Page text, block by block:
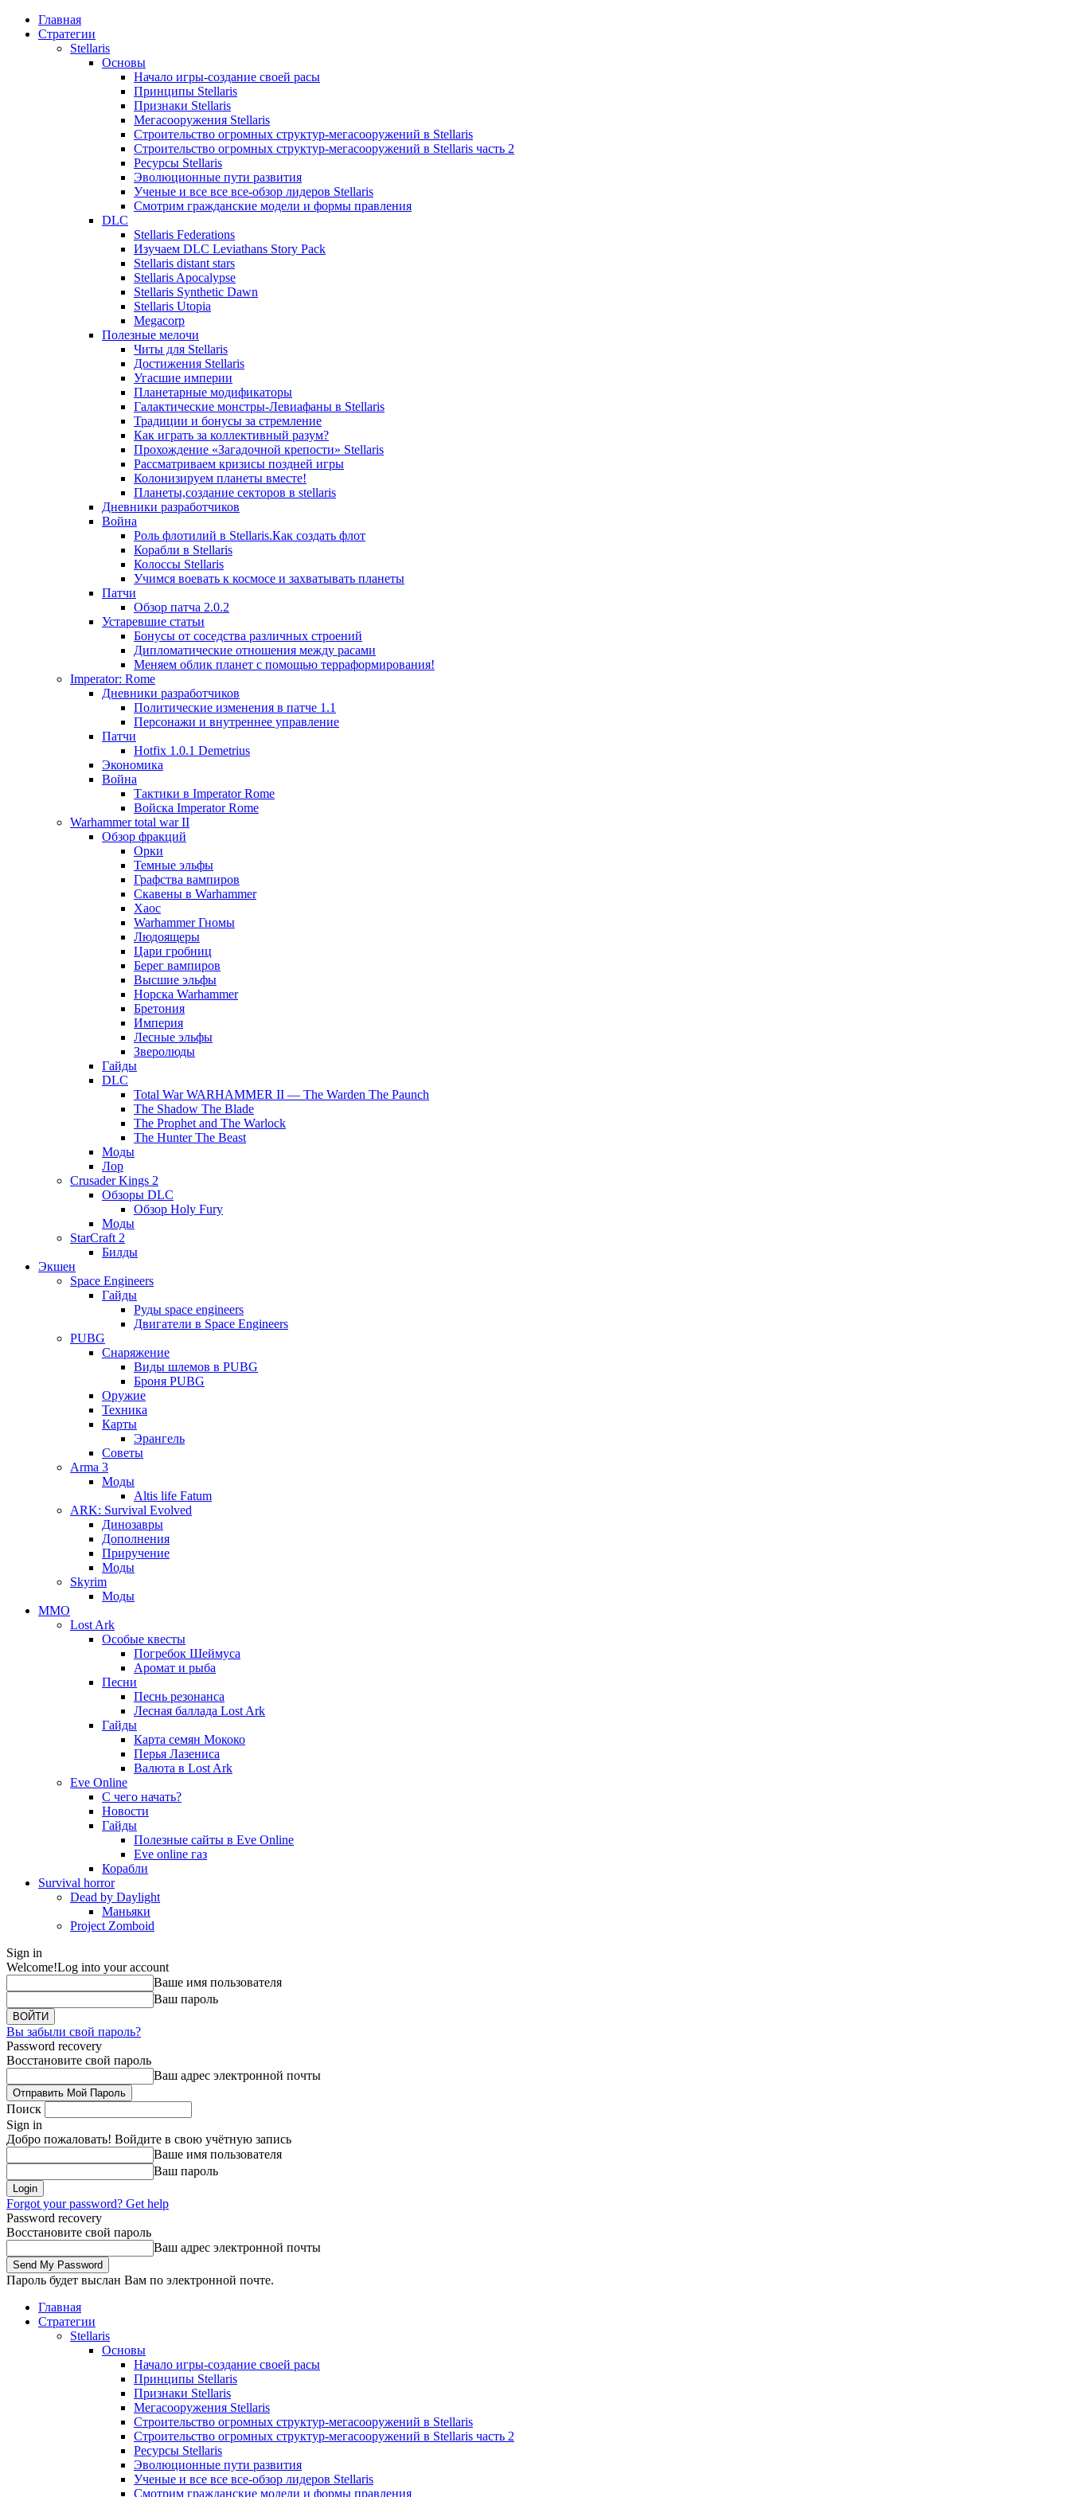
Главная
Стратегии
Stellaris
Основы
Начало игры-создание своей расы
Принципы Stellaris
Признаки Stellaris
Мегасооружения Stellaris
Строительство огромных структур-мегасооружений в Stellaris
Строительство огромных структур-мегасооружений в Stellaris часть 2
Ресурсы Stellaris
Эволюционные пути развития
Ученые и все все все-обзор лидеров Stellaris
Смотрим гражданские модели и формы правления
DLC
Stellaris Federations
Изучаем DLC Leviathans Story Pack
Stellaris distant stars
Stellaris Apocalypse
Stellaris Synthetic Dawn
Stellaris Utopia
Megacorp
Полезные мелочи
Читы для Stellaris
Достижения Stellaris
Угасшие империи
Планетарные модификаторы
Галактические монстры-Левиафаны в Stellaris
Традиции и бонусы за стремление
Как играть за коллективный разум?
Прохождение «Загадочной крепости» Stellaris
Рассматриваем кризисы поздней игры
Колонизируем планеты вместе!
Планеты,создание секторов в stellaris
Дневники разработчиков
Война
Роль флотилий в Stellaris.Как создать флот
Корабли в Stellaris
Колоссы Stellaris
Учимся воевать к космосе и захватывать планеты
Патчи
Обзор патча 2.0.2
Устаревшие статьи
Бонусы от соседства различных строений
Дипломатические отношения между расами
Меняем облик планет с помощью терраформирования!
Imperator: Rome
Дневники разработчиков
Политические изменения в патче 1.1
Персонажи и внутреннее управление
Патчи
Hotfix 1.0.1 Demetrius
Экономика
Война
Тактики в Imperator Rome
Войска Imperator Rome
Warhammer total war II
Обзор фракций
Орки
Темные эльфы
Графства вампиров
Cкавены в Warhammer
Хаос
Warhammer Гномы
Людоящеры
Цари гробниц
Берег вампиров
Высшие эльфы
Норска Warhammer
Бретония
Империя
Лесные эльфы
Зверолюды
Гайды
DLC
Total War WARHAMMER II — The Warden The Paunch
The Shadow The Blade
The Prophet and The Warlock
The Hunter The Beast
Моды
Лор
Crusader Kings 2
Обзоры DLC
Обзор Holy Fury
Моды
StarCraft 2
Билды
Экшен
Space Engineers
Гайды
Руды space engineers
Двигатели в Space Engineers
PUBG
Снаряжение
Виды шлемов в PUBG
Броня PUBG
Оружие
Техника
Карты
Эрангель
Советы
Arma 3
Моды
Altis life Fatum
ARK: Survival Evolved
Динозавры
Дополнения
Приручение
Моды
Skyrim
Моды
ММО
Lost Ark
Особые квесты
Погребок Шеймуса
Аромат и рыба
Песни
Песнь резонанса
Лесная баллада Lost Ark
Гайды
Карта семян Мококо
Перья Лазениса
Валюта в Lost Ark
Eve Online
С чего начать?
Новости
Гайды
Полезные сайты в Eve Online
Eve online газ
Корабли
Survival horror
Dead by Daylight
Маньяки
Project Zomboid
Sign in
Welcome!Log into your account
Ваше имя пользователя
Ваш пароль
Вы забыли свой пароль?
Password recovery
Восстановите свой пароль
Ваш адрес электронной почты
Поиск
Sign in
Добро пожаловать! Войдите в свою учётную запись
Ваше имя пользователя
Ваш пароль
Forgot your password? Get help
Password recovery
Восстановите свой пароль
Ваш адрес электронной почты
Пароль будет выслан Вам по электронной почте.
Главная
Стратегии
Stellaris
Основы
Начало игры-создание своей расы
Принципы Stellaris
Признаки Stellaris
Мегасооружения Stellaris
Строительство огромных структур-мегасооружений в Stellaris
Строительство огромных структур-мегасооружений в Stellaris часть 2
Ресурсы Stellaris
Эволюционные пути развития
Ученые и все все все-обзор лидеров Stellaris
Смотрим гражданские модели и формы правления